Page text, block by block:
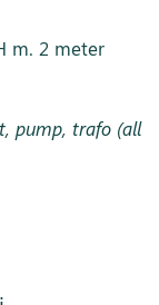
m. 2 meter
pump, trafo (all